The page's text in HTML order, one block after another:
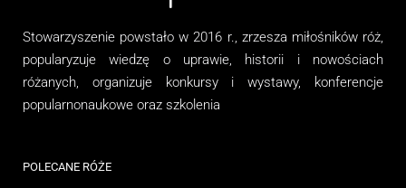
Stowarzyszenie powstało w 2016 r., zrzesza miłośników róż,
popularyzuje wiedzę o uprawie, historii i nowościach
różanych, organizujekonkursy i wystawy, konferencje
popularnonaukowe oraz szkolenia
POLECANE RÓŻE